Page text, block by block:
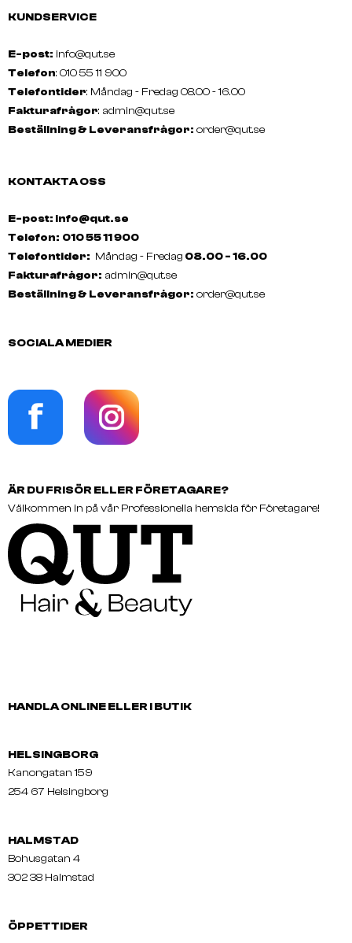
KUNDSERVICE
E-post: info@qut.se
Telefon: 010 55 11 900
Telefontider: Måndag - Fredag 08.00 - 16.00
Fakturafrågor: admin@qut.se
Beställning & Leveransfrågor: order@qut.se
KONTAKTA OSS
E-post: info@qut.se
Telefon: 010 55 11 900
Telefontider: Måndag - Fredag 08.00 - 16.00
Fakturafrågor: admin@qut.se
Beställning & Leveransfrågor: order@qut.se
SOCIALA MEDIER
ÄR DU FRISÖR ELLER FÖRETAGARE?
Välkommen in på vår Professionella hemsida för Företagare!
HANDLA ONLINE ELLER I BUTIK
HELSINGBORG
Kanongatan 159
254 67 Helsingborg
HALMSTAD
Bohusgatan 4
302 38 Halmstad
ÖPPETTIDER